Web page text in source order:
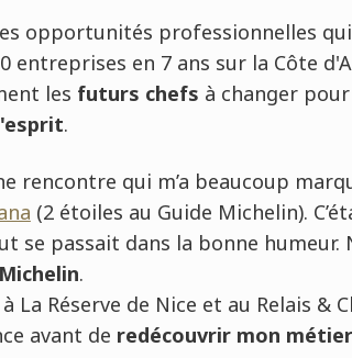
opportunités professionnelles
entreprises en 7 ans sur la Côte
les futurs chefs à changer
.
rencontre qui m’a beaucoup
(2 étoiles au Guide Michelin).
se passait dans la bonne humeur.
.
La Réserve de Nice et au Relais &
avant de redécouvrir mon